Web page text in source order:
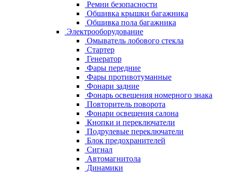
Ремни безопасности
Обшивка крышки багажника
Обшивка пола багажника
Электрооборудование
Омыватель лобового стекла
Стартер
Генератор
Фары передние
Фары противотуманные
Фонари задние
Фонарь освещения номерного знака
Повторитель поворота
Фонари освещения салона
Кнопки и переключатели
Подрулевые переключатели
Блок предохранителей
Сигнал
Автомагнитола
Динамики